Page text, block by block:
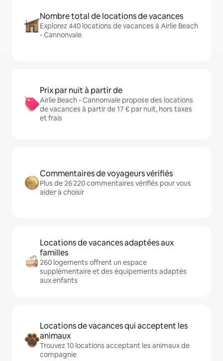
Nombre total de locations de vacances
Explorez 440 locations de vacances à Airlie Beach
- Cannonvale
Prix par nuit à partir de
Airlie Beach - Cannonvale propose des locations
de vacances à partir de 17 € par nuit, hors taxes
et frais
Commentaires de voyageurs vérifiés
Plus de 26 220 commentaires vérifiés pour vous
aider à choisir
Locations de vacances adaptées aux
familles
260 logements offrent un espace
supplémentaire et des équipements adaptés
aux enfants
Locations de vacances qui acceptent les
animaux
Trouvez 10 locations acceptant les animaux de
compagnie